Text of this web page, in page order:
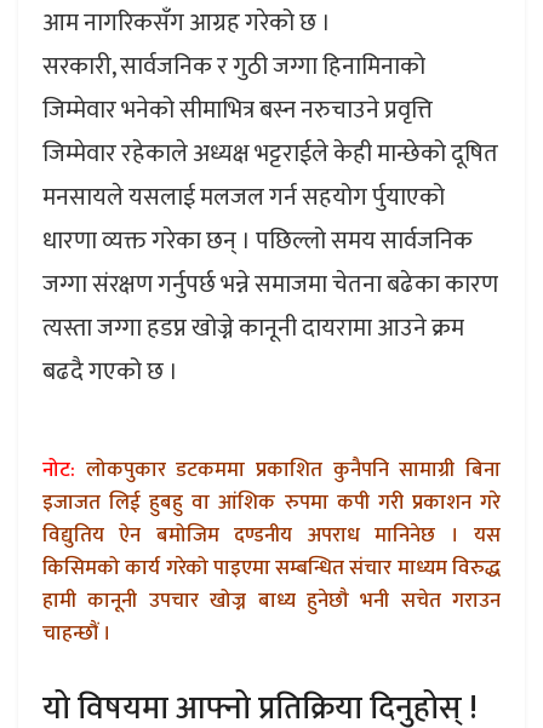
आम नागरिकसँग आग्रह गरेको छ ।
सरकारी, सार्वजनिक र गुठी जग्गा हिनामिनाको
जिम्मेवार भनेको सीमाभित्र बस्न नरुचाउने प्रवृत्ति
जिम्मेवार रहेकाले अध्यक्ष भट्टराईले केही मान्छेको दूषित
मनसायले यसलाई मलजल गर्न सहयोग र्पुयाएको
धारणा व्यक्त गरेका छन् । पछिल्लो समय सार्वजनिक
जग्गा संरक्षण गर्नुपर्छ भन्ने समाजमा चेतना बढेका कारण
त्यस्ता जग्गा हडप्न खोज्ने कानूनी दायरामा आउने क्रम
बढदै गएको छ ।
नोट: लोकपुकार डटकममा प्रकाशित कुनैपनि सामाग्री बिना
इजाजत लिई हुबहु वा आंशिक रुपमा कपी गरी प्रकाशन गरे
विद्युतिय ऐन बमोजिम दण्डनीय अपराध मानिनेछ । यस
किसिमको कार्य गरेको पाइएमा सम्बन्धित संचार माध्यम विरुद्ध
हामी कानूनी उपचार खोज्न बाध्य हुनेछौ भनी सचेत गराउन
चाहन्छौं ।
यो विषयमा आफ्नो प्रतिक्रिया दिनुहोस् !